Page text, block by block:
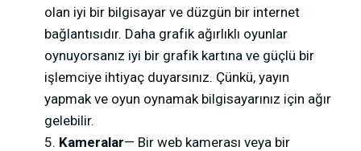
olan iyi bir bilgisayar ve düzgün bir internet
bağlantısıdır. Daha grafik ağırlıklı oyunlar
oynuyorsanız iyi bir grafik kartına ve güçlü bir
işlemciye ihtiyaç duyarsınız. Çünkü, yayın
yapmak ve oyun oynamak bilgisayarınız için ağır
gelebilir.
Kameralar— Bir web kamerası veya bir